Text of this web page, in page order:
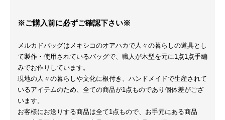
※ご購入前に必ずご確認下さい※
メルカドバッグはメキシコのオアハカで人々の暮らしの道具とし
て製作・使用されているバッグで、職人が木型を元に1点1点手編
みでお作りしています。
現地の人々の暮らしや文化に根付き、ハンドメイドで生産されて
いるアイテムのため、全ての商品が1点ものであり個体差がござ
います。
お客様にお送りする商品は全て1点もので、お手元にある商品